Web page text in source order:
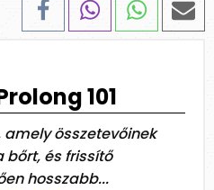
101
összetevőinek
bőrt, és frissítő
hosszabb...